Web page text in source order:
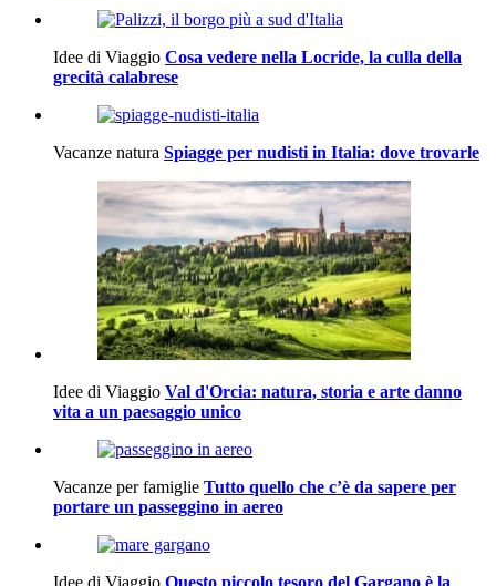
Idee di Viaggio Cosa vedere nella Locride, la culla della
grecità calabrese
Vacanze natura Spiagge per nudisti in Italia: dove trovarle
Idee di Viaggio Val d'Orcia: natura, storia e arte danno
vita a un paesaggio unico
Vacanze per famiglie Tutto quello che c’è da sapere per
portare un passeggino in aereo
Idee di Viaggio Questo piccolo tesoro del Gargano è la